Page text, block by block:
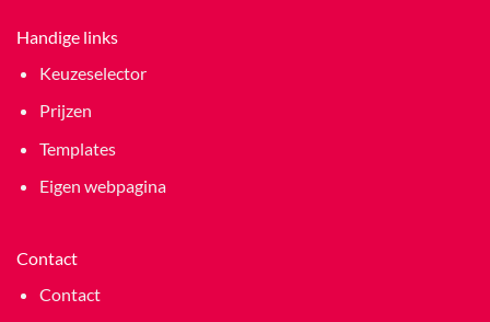
Handige links
Keuzeselector
Prijzen
Templates
Eigen webpagina
Contact
Contact